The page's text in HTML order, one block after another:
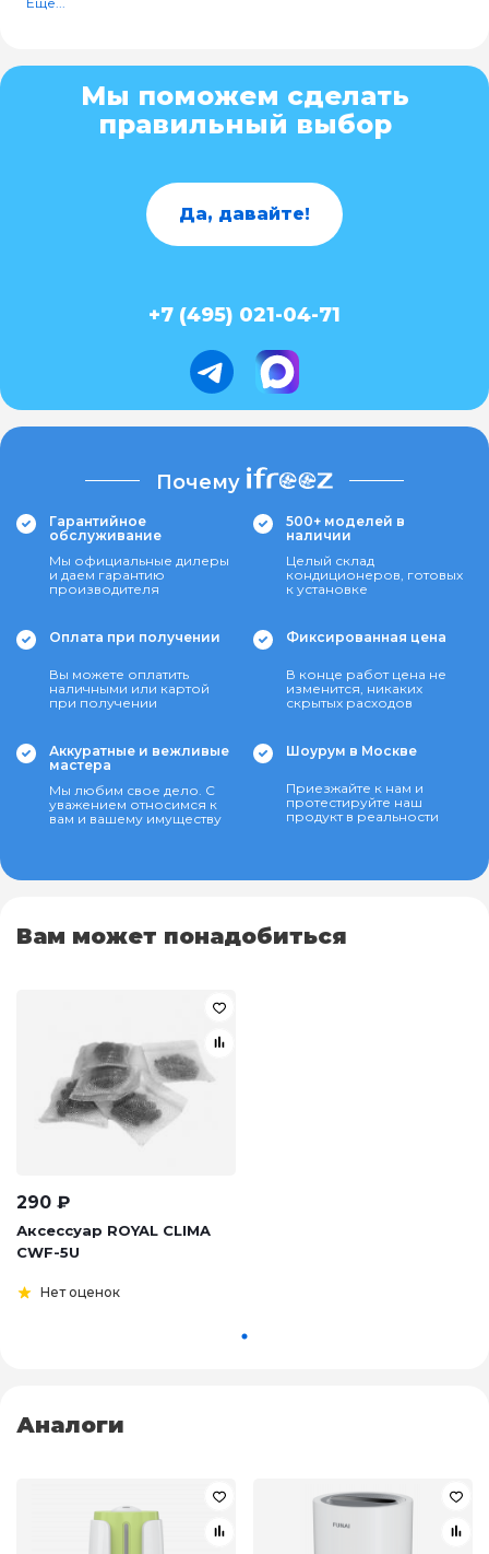
Мы поможем сделать
правильный выбор
Да, давайте!
+7 (495) 021-04-71
Почему
Гарантийное
обслуживание
Мы официальные дилеры
и даем гарантию
производителя
500+ моделей в
наличии
Целый склад
кондиционеров, готовых
к установке
Оплата при получении
Вы можете оплатить
наличными или картой
при получении
Фиксированная цена
В конце работ цена не
изменится, никаких
скрытых расходов
Аккуратные и вежливые
мастера
Мы любим свое дело. С
уважением относимся к
вам и вашему имуществу
Шоурум в Москве
Приезжайте к нам и
протестируйте наш
продукт в реальности
Вам может понадобиться
290 ₽
Аксессуар ROYAL CLIMA
CWF-5U
Нет оценок
Аналоги